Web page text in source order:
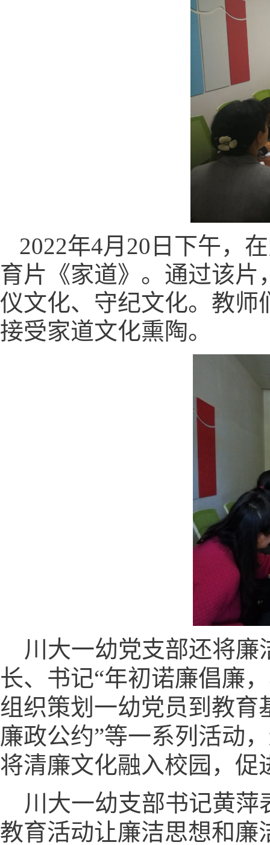
2022年4月 20 日下午，
育片《家道》。通过该
仪文化、守纪文化。教师
接受家道文化熏陶。
川大一幼党支部还将
长、书记“年初诺廉倡廉
组织策划一幼党员到教育
廉政公约”等一系列活动
将清廉文化融入校园，促
川大一幼支部书记黄
教育活动让廉洁思想和廉